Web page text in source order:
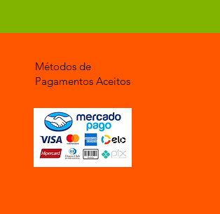
Métodos de
Pagamentos Aceitos